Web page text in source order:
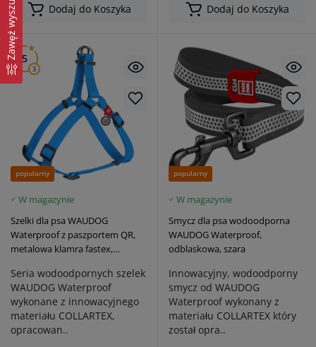
Dodaj do Koszyka Dodaj do Koszyka
5
3
popularny
W magazynie
Szelki dla psa WAUDOG
Waterproof z paszportem QR,
metalowa klamra fastex,
Seria wodoodpornych szelek
WAUDOG Waterproof
wykonane z innowacyjnego
materiału COLLARTEX,
opracowan..
popularny
W magazynie
Smycz dla psa wodoodporna
WAUDOG Waterproof,
odblaskowa, szara
Innowacyjny, wodoodporny
smycz od WAUDOG
Waterproof wykonany z
materiału COLLARTEX który
został opra..